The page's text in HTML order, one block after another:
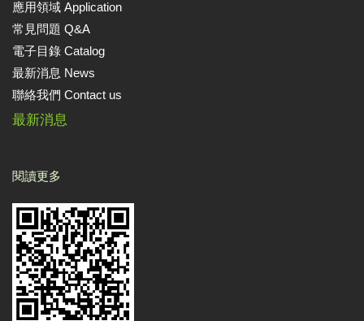
應用領域 Application
常見問題 Q&A
電子目錄 Catalog
最新消息 News
聯絡我們 Contact us
最新消息
閱讀更多